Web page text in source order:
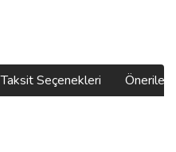
Taksit Seçenekleri